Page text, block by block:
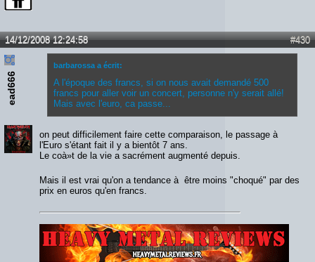
#430
14/12/2008 12:24:58
ead666
barbarossa a écrit:
A l'époque des francs, si on nous avait demandé 500
francs pour aller voir un concert, personne n'y serait allé!
Mais avec l'euro, ca passe...
on peut difficilement faire cette comparaison, le passage à
l'Euro s'étant fait il y a bientôt 7 ans.
Le coà»t de la vie a sacrément augmenté depuis.
Mais il est vrai qu'on a tendance à être moins "choqué" par des
prix en euros qu'en francs.